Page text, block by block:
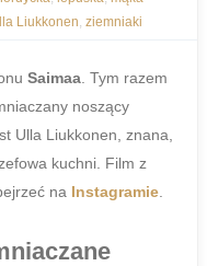
Liukkonen, ziemniaki
Saimaa . Tym razem
noszący
Ulla Liukkonen, znana,
kuchni. Film z
na Instagramie